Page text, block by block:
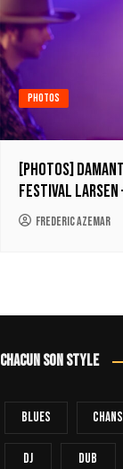
Photos
[Photos]
Festival Larsen
Frederic Azemar
Chacun son style
Blues
Dj Dub